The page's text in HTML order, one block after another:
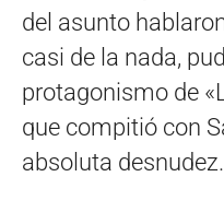
del asunto
casi de la nada,
protagonismo de
que compitió con
absoluta desnudez.